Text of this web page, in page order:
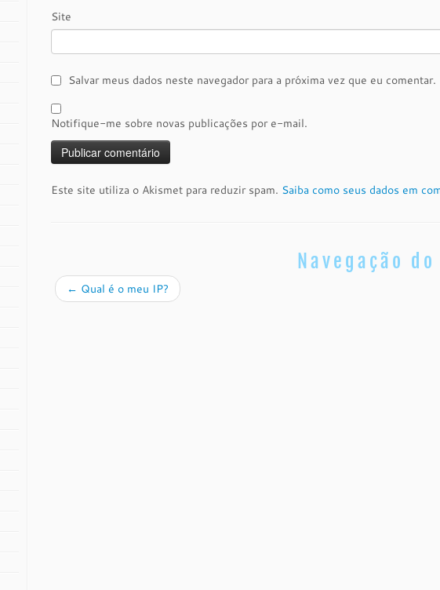
Site
Salvar meus dados neste navegador para a próxima vez que eu comentar.
Notifique-me sobre novas publicações por e-mail.
Este site utiliza o Akismet para reduzir spam. Saiba como seus dados em
Navegação
← Qual é o meu IP?